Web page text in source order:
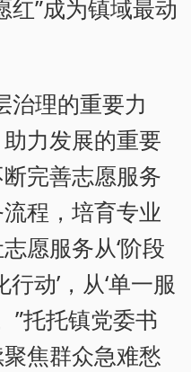
红”成为镇域最动
治理的重要力
力发展的重要
完善志愿服务
程，培育专业
愿服务从‘阶段
动’，从‘单一服
”托托镇党委书
焦群众急难愁